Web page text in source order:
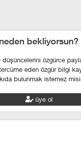
neden bekliyorsun?
özgürce
eden özgür bilgi
bulunmak istemez
üye ol